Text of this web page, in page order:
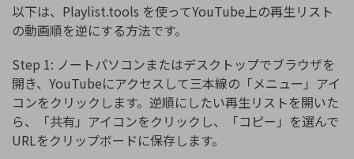
以下は、Playlist.tools を使ってYouTube上の再生リスト
の動画順を逆にする方法です。
Step 1: ノートパソコンまたはデスクトップでブラウザを
開き、YouTubeにアクセスして三本線の「メニュー」アイ
コンをクリックします。逆順にしたい再生リストを開いた
ら、「共有」アイコンをクリックし、「コピー」を選んで
URLをクリップボードに保存します。